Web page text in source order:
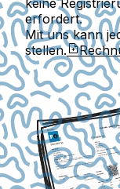
erfordert.
Mit uns kann
stellen.